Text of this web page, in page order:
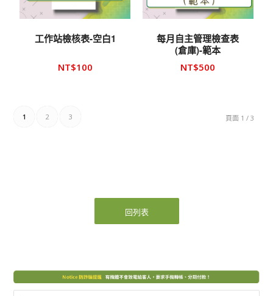
工作站檢核表-空白1
NT$100
每月自主管理檢查表
(倉庫)-範本
NT$500
頁面 1 / 3
1 2 3
回列表